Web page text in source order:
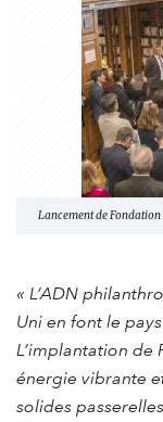
Lancement de
« L’ADN
Uni en font le
L’implantation de
énergie vibrante
solides